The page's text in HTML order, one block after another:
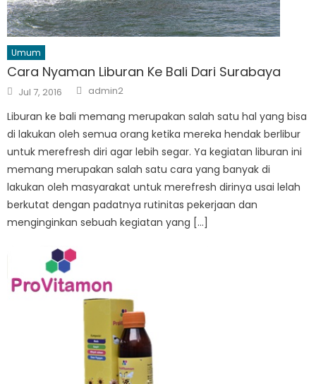
Umum
Cara Nyaman Liburan Ke Bali Dari Surabaya
Posted
on
Jul 7, 2016 Author
admin2
Liburan ke bali memang merupakan salah satu hal yang bisa
di lakukan oleh semua orang ketika mereka hendak berlibur
untuk merefresh diri agar lebih segar. Ya kegiatan liburan ini
memang merupakan salah satu cara yang banyak di
lakukan oleh masyarakat untuk merefresh dirinya usai lelah
berkutat dengan padatnya rutinitas pekerjaan dan
menginginkan sebuah kegiatan yang […]